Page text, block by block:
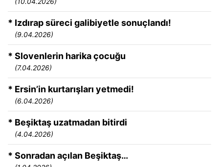
* Izdırap süreci galibiyetle sonuçlandı!
(9.04.2026)
* Slovenlerin harika çocuğu
(7.04.2026)
* Ersin’in kurtarışları yetmedi!
(6.04.2026)
* Beşiktaş uzatmadan bitirdi
(4.04.2026)
* Sonradan açılan Beşiktaş…